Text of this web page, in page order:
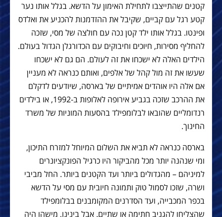
קטנים שהתייצבו לתחילת האימון על הדשא. בגלל אותו נער
קטע רגל עם קביים, שקיבל את ההזדמנות להכניע את ואלדס
ופינטו. בגלל אותו ילד קטן נכה עם חולצה של מסי, שזכה
להחליף מסירות, חיוכים וחיבוקים עם הכדורגלן הגדול בעולם.
הילדים האלה לא ישכחו את זה לעולם. הם גם לא ישכחו
שעשו את זה מול קהל של אלפים, ואותם כנראה לא מעניין
אם אלה היו אוהדים אמיתיים של בארסה, שיודעים לדקלם
את ההרכב שזכה בגביע אירופה לאלופות ב-1992, או בילדים
רנדומליים שהובאו לבלומפילד בהסעות המוניות של משרד
החינוך.
בארסה כנראה לא תביא את השלום המיוחל למזרח התיכון,
ומי שנהנה יותר מכל מהביקור היו כרגיל הפונקציונרים
למיניהם – מהגדולים ביותר ועד הקטנים ביותר. החל מביבי
ושרה, שזכו לסמול טוק ותמונה חיובית עם מסי על הדשא
בכפר המכבייה, ועד הסדרנים המקומבנים בבלומפילד
שהצליחו להגניב חתימה או שתיים. אבל בינינו, מישהו היה